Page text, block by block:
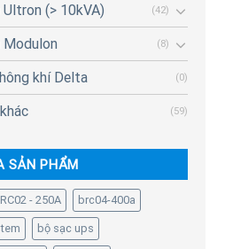
(> 10kVA) (42)
(8)
khí Delta (0)
(59)
SẢN PHẨM
- 250A brc04-400a
bộ sạc ups